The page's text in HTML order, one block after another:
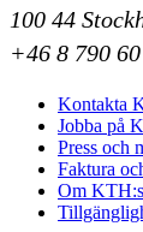
100 44
+46 8 790
Kontakta
Jobba på
Press och
Faktura
Om